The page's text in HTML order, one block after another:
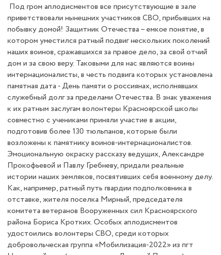
Под гром аплодисментов все присутствующие в зале
приветствовали нынешних участников СВО, прибывших на
побывку домой! Защитник Отечества – емкое понятие, в
котором уместился ратный подвиг нескольких поколений
наших воинов, сражавшихся за правое дело, за свой отчий
дом и за свою веру. Таковыми для нас являются воины
интернационалисты, в честь подвига которых установлена
памятная дата - День памяти о россиянах, исполнявших
служебный долг за пределами Отечества. В знак уважения
к их ратным заслугам волонтеры Красноярской школы
совместно с учениками приняли участие в акции,
подготовив более 130 тюльпанов, которые были
возложены к памятнику воинов-интернационалистов.
Эмоциональную окраску рассказу ведущих, Александре
Прокофьевой и Павлу Гребневу, придали реальные
истории наших земляков, посвятивших себя военному делу.
Как, например, ратный путь гвардии подполковника в
отставке, жителя поселка Мирный, председателя
комитета ветеранов Вооруженных сил Красноярского
района Бориса Кротких. Особых аплодисментов
удостоились волонтеры СВО, среди которых
добровольческая группа «Мобилизация-2022» из пгт